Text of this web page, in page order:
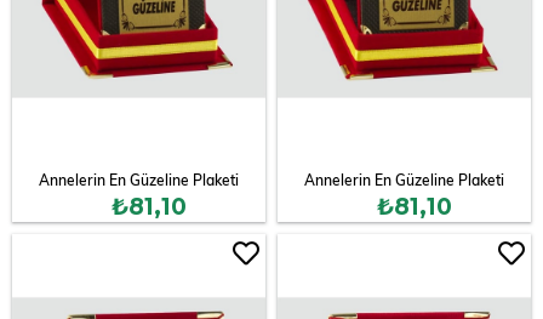
Annelerin En Güzeline Plaketi
₺81,10
Annelerin En Güzeline Plaketi
₺81,10